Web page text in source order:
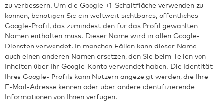
zu verbessern. Um die Google +1-Schaltfläche verwenden zu
können, benötigen Sie ein weltweit sichtbares, öffentliches
Google-Profil, das zumindest den für das Profil gewählten
Namen enthalten muss. Dieser Name wird in allen Google-
Diensten verwendet. In manchen Fällen kann dieser Name
auch einen anderen Namen ersetzen, den Sie beim Teilen von
Inhalten über Ihr Google-Konto verwendet haben. Die Identität
Ihres Google- Profils kann Nutzern angezeigt werden, die Ihre
E-Mail-Adresse kennen oder über andere identifizierende
Informationen von Ihnen verfügen.